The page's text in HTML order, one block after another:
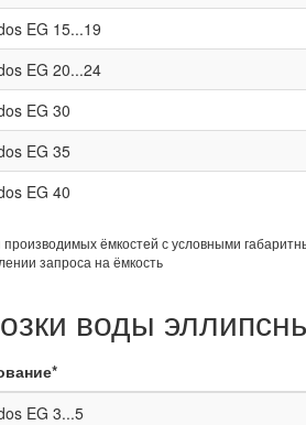
EG 15...19
EG 20...24
EG 30
EG 35
EG 40
ёмкостей с условными
запроса на ёмкость
воды
EG 3...5